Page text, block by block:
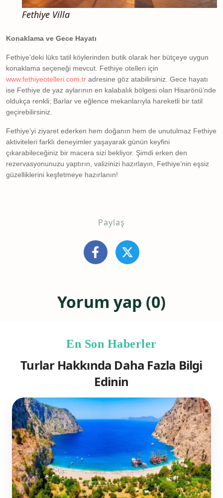
Fethiye Villa
Konaklama ve Gece Hayatı
Fethiye’deki lüks tatil köylerinden butik olarak her bütçeye uygun
konaklama seçeneği mevcut. Fethiye otelleri için
www.fethiyeotelleri.com.tr adresine göz atabilirsiniz. Gece hayatı
ise Fethiye de yaz aylarının en kalabalık bölgesi olan Hisarönü’nde
oldukça renkli; Barlar ve eğlence mekanlarıyla hareketli bir tatil
geçirebilirsiniz.
Fethiye’yi ziyaret ederken hem doğanın hem de unutulmaz Fethiye
aktiviteleri farklı deneyimler yaşayarak günün keyfini
çıkarabileceğiniz bir macera sizi bekliyor. Şimdi erken den
rezervasyonunuzu yaptırın, valizinizi hazırlayın, Fethiye’nin eşsiz
güzelliklerini keşfetmeye hazırlanın!
Paylaş
Yorum yap (0)
En Son Haberler
Turlar Hakkında Daha Fazla Bilgi
Edinin